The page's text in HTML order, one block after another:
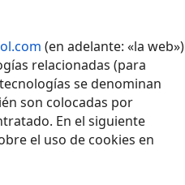
(en adelante: «la web»)
relacionadas (para
se denominan
son colocadas por
En el siguiente
el uso de cookies en